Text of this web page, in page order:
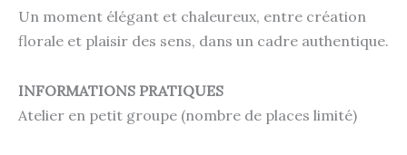
Un moment élégant et chaleureux, entre création
florale et plaisir des sens, dans un cadre authentique.
INFORMATIONS PRATIQUES
Atelier en petit groupe (nombre de places limité)